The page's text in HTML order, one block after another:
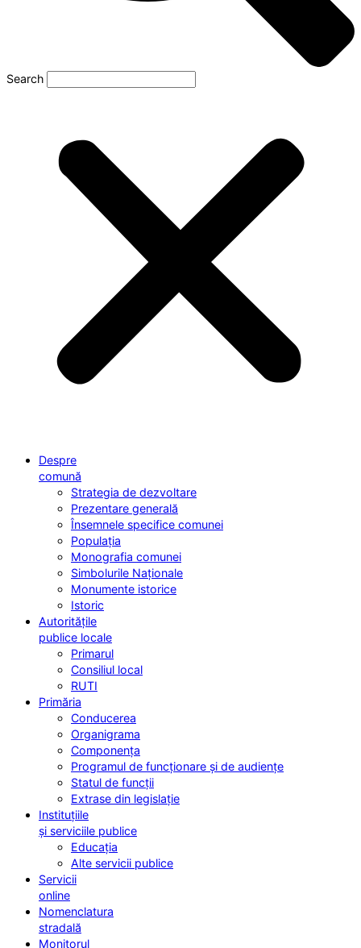
Search
Despre
comună
Strategia de dezvoltare
Prezentare generală
Însemnele specifice comunei
Populația
Monografia comunei
Simbolurile Naționale
Monumente istorice
Istoric
Autoritățile
publice locale
Primarul
Consiliul local
RUTI
Primăria
Conducerea
Organigrama
Componența
Programul de funcționare și de audiențe
Statul de funcții
Extrase din legislație
Instituțiile
și serviciile publice
Educația
Alte servicii publice
Servicii
online
Nomenclatura
stradală
Monitorul